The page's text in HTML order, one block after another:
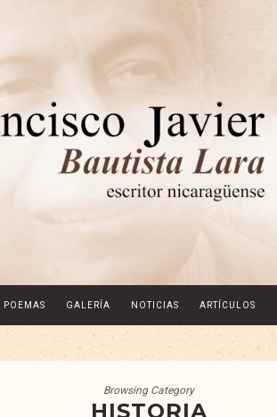
POEMAS GALERÍA NOTICIAS ARTÍCULOS
Browsing Category
HISTORIA